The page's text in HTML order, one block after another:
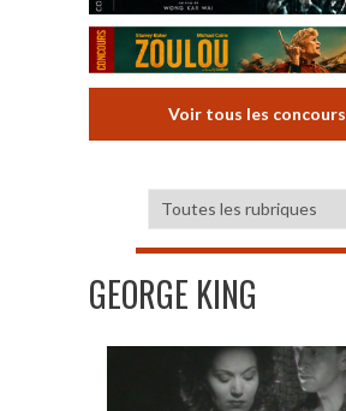
Voir tous les concours
GEORGE KING